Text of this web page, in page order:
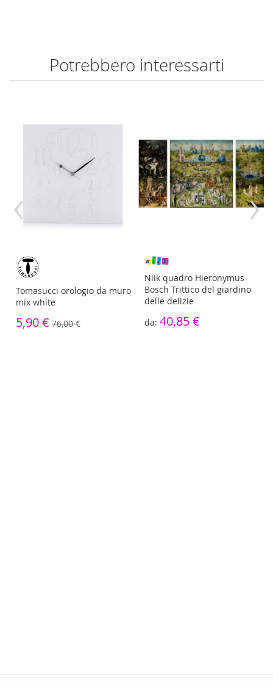
Potrebbero interessarti
Tomasucci orologio da muro
mix white
5,90 € 76,00 €
Niik quadro Hieronymus
Bosch Trittico del giardino
delle delizie
40,85 €
‹ ›